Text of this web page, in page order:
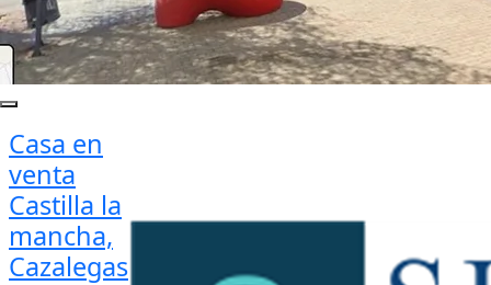
Casa en
venta
Castilla la
mancha,
Cazalegas